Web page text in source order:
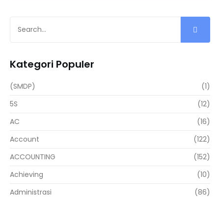
Kategori Populer
(SMDP)
(1)
5S
(12)
AC
(16)
Account
(122)
ACCOUNTING
(152)
Achieving
(10)
Administrasi
(86)